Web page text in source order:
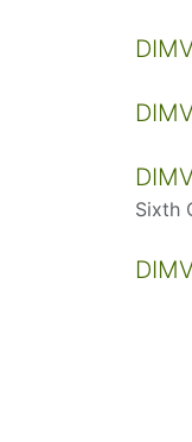
Sixth